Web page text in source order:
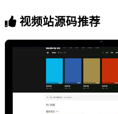
视频站源码推荐